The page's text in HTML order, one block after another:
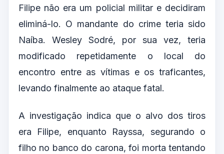
Filipe não era um policial militar e decidiram
eliminá-lo. O mandante do crime teria sido
Naíba. Wesley Sodré, por sua vez, teria
modificado repetidamente o local do
encontro entre as vítimas e os traficantes,
levando finalmente ao ataque fatal.
A investigação indica que o alvo dos tiros
era Filipe, enquanto Rayssa, segurando o
filho no banco do carona, foi morta tentando